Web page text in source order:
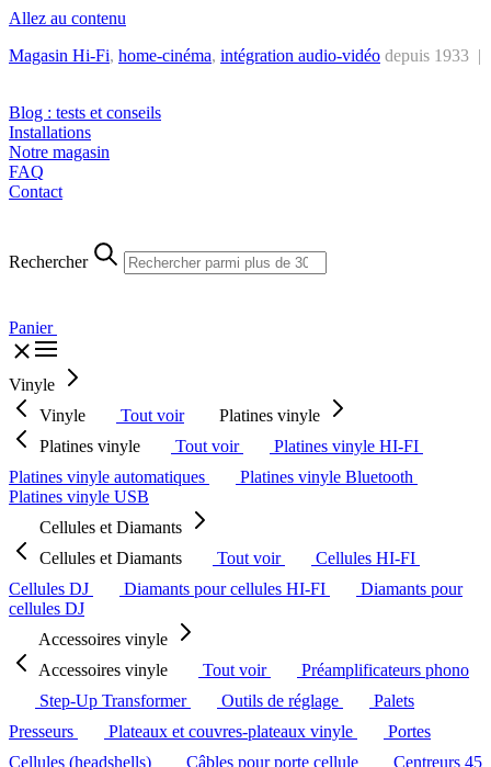
Allez au contenu
Magasin Hi-Fi, home-cinéma, intégration audio-vidéo depuis 1933 |
Blog : tests et conseils
Installations
Notre magasin
FAQ
Contact
Rechercher
Panier
Vinyle
Vinyle
Tout voir
Platines vinyle
Platines vinyle
Tout voir
Platines vinyle HI-FI
Platines vinyle automatiques
Platines vinyle Bluetooth
Platines vinyle USB
Cellules et Diamants
Cellules et Diamants
Tout voir
Cellules HI-FI
Cellules DJ
Diamants pour cellules HI-FI
Diamants pour
cellules DJ
Accessoires vinyle
Accessoires vinyle
Tout voir
Préamplificateurs phono
Step-Up Transformer
Outils de réglage
Palets
Presseurs
Plateaux et couvres-plateaux vinyle
Portes
Cellules (headshells)
Câbles pour porte cellule
Centreurs 45